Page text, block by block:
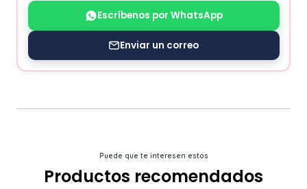
Escríbenos por WhatsApp
Enviar un correo
Puede que te interesen estos
Productos recomendados